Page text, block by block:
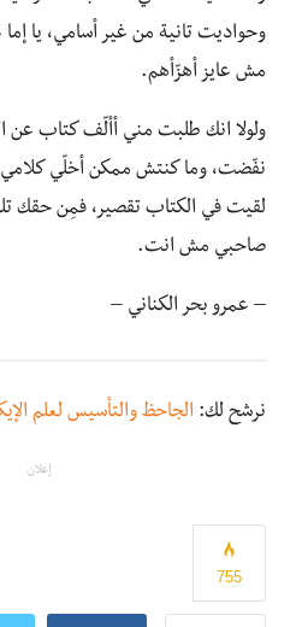
وحواديت تانية من غير أسامي، يا
مش عايز أهزّأهم.
ولولا انك طلبت مني أألّف كتاب عن
نفّضت، وما كنتش ممكن أخلّي كلامي
لقيت في الكتاب تقصير، فمِن حقك
صاحبي مش انت.
– عمرو بحر الكناني –
نرشح لك: الجاحظ والتأسيس لعلم
إعلان
755